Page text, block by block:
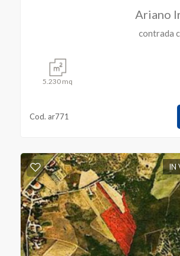
Ariano
contrada
5.230 mq
Cod. ar771
IN